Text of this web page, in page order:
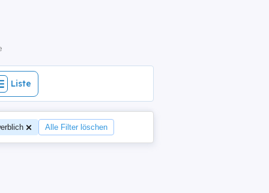
Liste
Alle Filter löschen